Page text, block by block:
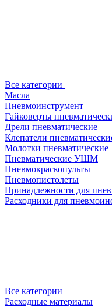
Все категории
Масла
Пневмоинструмент
Гайковерты
Дрели пневматические
Клепатели
Молотки пневматические
Пневматические УШМ
Пневмокраскопульты
Пневмопистолеты
Принадлежности для
Расходники для
Все категории
Расходные материалы